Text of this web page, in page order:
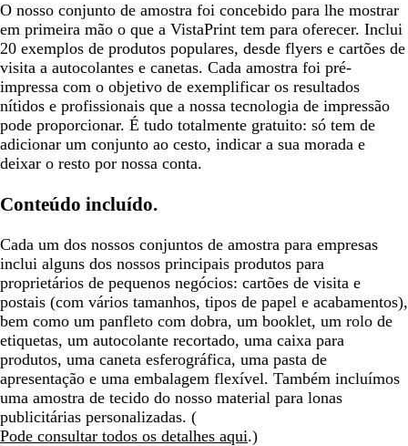
O nosso conjunto de amostra foi concebido para lhe mostrar
em primeira mão o que a VistaPrint tem para oferecer. Inclui
20 exemplos de produtos populares, desde flyers e cartões de
visita a autocolantes e canetas. Cada amostra foi pré-
impressa com o objetivo de exemplificar os resultados
nítidos e profissionais que a nossa tecnologia de impressão
pode proporcionar. É tudo totalmente gratuito: só tem de
adicionar um conjunto ao cesto, indicar a sua morada e
deixar o resto por nossa conta.
Conteúdo incluído.
Cada um dos nossos conjuntos de amostra para empresas
inclui alguns dos nossos principais produtos para
proprietários de pequenos negócios: cartões de visita e
postais (com vários tamanhos, tipos de papel e acabamentos),
bem como um panfleto com dobra, um booklet, um rolo de
etiquetas, um autocolante recortado, uma caixa para
produtos, uma caneta esferográfica, uma pasta de
apresentação e uma embalagem flexível. Também incluímos
uma amostra de tecido do nosso material para lonas
publicitárias personalizadas. (
Pode consultar todos os detalhes aqui.)